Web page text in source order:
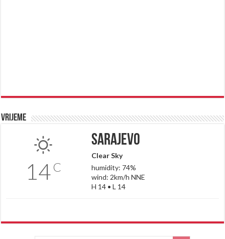
Vrijeme
14C
Sarajevo
Clear Sky
humidity: 74%
wind: 2km/h NNE
H 14 • L 14